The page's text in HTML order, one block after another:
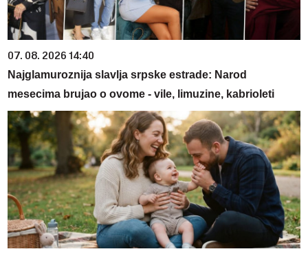
07. 08. 2026 14:40
Najglamuroznija slavlja srpske estrade: Narod
mesecima brujao o ovome - vile, limuzine, kabrioleti